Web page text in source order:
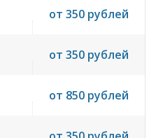
от 350 рублей
от 350 рублей
от 850 рублей